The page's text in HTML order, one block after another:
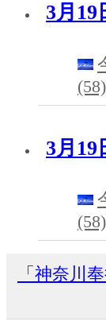
3月19
(58)
3月19
(58)
「神奈川